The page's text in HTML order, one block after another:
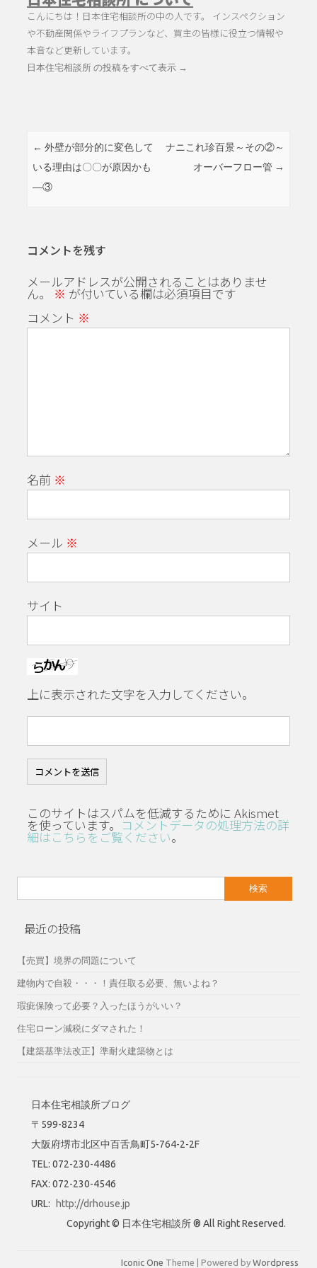
こんにちは！日本住宅相談所の中の人です。 インスペクション
や不動産関係やライフプランなど、買主の皆様に役立つ情報や
本音など更新しています。
日本住宅相談所 の投稿をすべて表示 →
投稿ナビゲーション
← 外壁が部分的に変色して
いる理由は〇〇が原因かも
―③
ナニこれ珍百景～その②～
オーバーフロー管 →
コメントを残す
メールアドレスが公開されることはありませ
ん。 ※が付いている欄は必須項目です
コメント ※
名前 ※
メール ※
サイト
上に表示された文字を入力してください。
このサイトはスパムを低減するために Akismet
を使っています。 コメントデータの処理方法の詳
細はこちらをご覧ください。
索:
最近の投稿
【売買】境界の問題について
建物内で自殺・・・！責任取る必要、無いよね？
瑕疵保険って必要？入ったほうがいい？
住宅ローン減税にダマされた！
【建築基準法改正】準耐火建築物とは
日本住宅相談所ブログ
〒599-8234
大阪府堺市北区中百舌鳥町5-764-2-2F
TEL: 072-230-4486
FAX: 072-230-4546
URL:
http://drhouse.jp
Copyright © 日本住宅相談所 ® All Right Reserved.
Iconic One Theme | Powered by Wordpress